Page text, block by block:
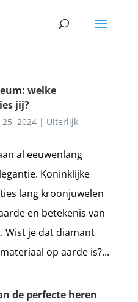
welke
jij?
25, 2024 | Uiterlijk
al eeuwenlang
Koninklijke
lang kroonjuwelen
en betekenis van
Wist je dat diamant
op aarde is?...
de perfecte heren